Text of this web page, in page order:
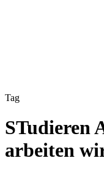
Tag
STudieren
arbeiten